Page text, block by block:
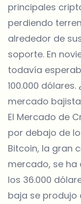
principales
perdiendo
alrededor de
soporte. En
todavía
100.000
mercado
El Mercado de
por debajo de
Bitcoin, la gran
mercado, se
los 36.000
baja se produjo